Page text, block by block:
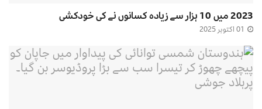
2023 میں 10 ہزار سے زیادہ کسانوں نے کی خودکشی